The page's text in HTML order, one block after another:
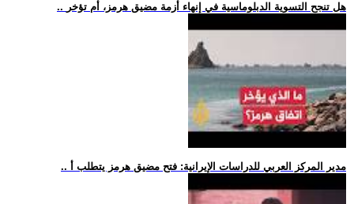
.. هل تنجح التسوية الدبلوماسية في إنهاء أزمة مضيق هرمز، أم تؤخر
.. مدير المركز العربي للدراسات الإيرانية: فتح مضيق هرمز يتطلب أ